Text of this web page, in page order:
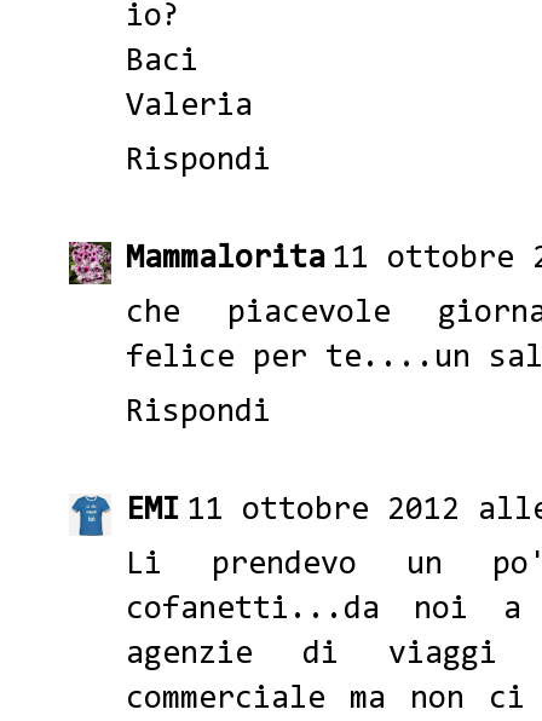
io?
Baci
Valeria
Rispondi
Mammalorita 11 ottobre
che piacevole
felice per te....un
Rispondi
EMI 11 ottobre 2012
Li prendevo un
cofanetti...da noi
agenzie di viaggi
commerciale ma non